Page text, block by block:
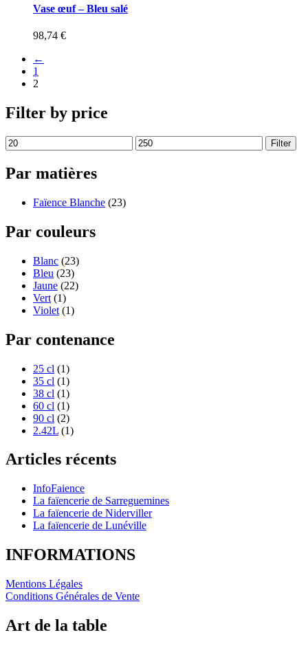
Vase œuf – Bleu salé
98,74 €
←
1
2
Filter by price
Filter
Par matières
Faïence Blanche (23)
Par couleurs
Blanc (23)
Bleu (23)
Jaune (22)
Vert (1)
Violet (1)
Par contenance
25 cl (1)
35 cl (1)
38 cl (1)
60 cl (1)
90 cl (2)
2.42L (1)
Articles récents
InfoFaience
La faïencerie de Sarreguemines
La faïencerie de Niderviller
La faïencerie de Lunéville
INFORMATIONS
Mentions Légales
Conditions Générales de Vente
Art de la table